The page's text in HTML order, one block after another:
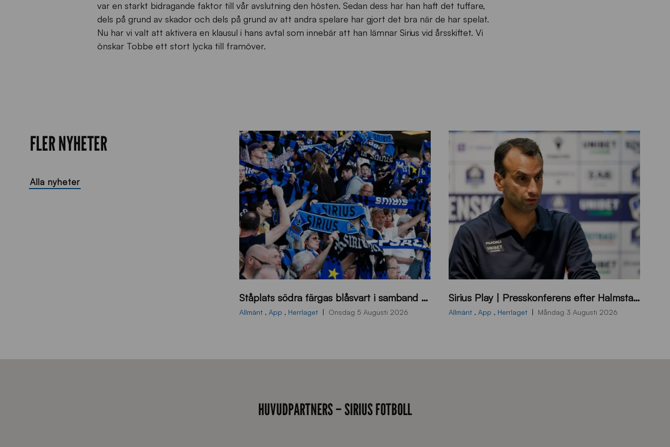
var en starkt bidragande faktor till vår avslutning den hösten. Sedan dess har han haft det tuffare,
dels på grund av skador och dels på grund av att andra spelare har gjort det bra när de har spelat.
Nu har vi valt att aktivera en klausul i hans avtal som innebär att han lämnar Sirius vid årsskiftet. Vi
önskar Tobbe ett stort lycka till framöver.
FLER NYHETER
Alla nyheter
ö
d
Ståplats södra färgas blåsvart i samband med nästa hemmamatch
Allmänt , App , Herrlaget Onsdag 5 Augusti 2026
B
2
Sirius Play | Presskonferens efter Halmstad – Sirius
Allmänt , App , Herrlaget Måndag 3 Augusti 2026
HUVUDPARTNERS – SIRIUS FOTBOLL